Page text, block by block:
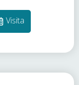
Visita